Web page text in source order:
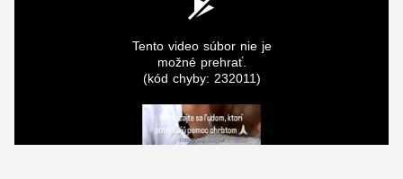
Tento video súbor nie je
možné prehrať.
(kód chyby: 232011)